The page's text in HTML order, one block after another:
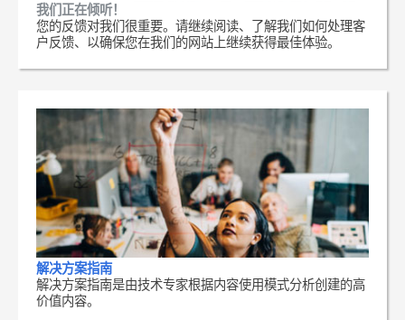
我们正在倾听！
您的反馈对我们很重要。请继续阅读、了解我们如何处理客
户反馈、以确保您在我们的网站上继续获得最佳体验。
解决方案指南
解决方案指南是由技术专家根据内容使用模式分析创建的高
价值内容。